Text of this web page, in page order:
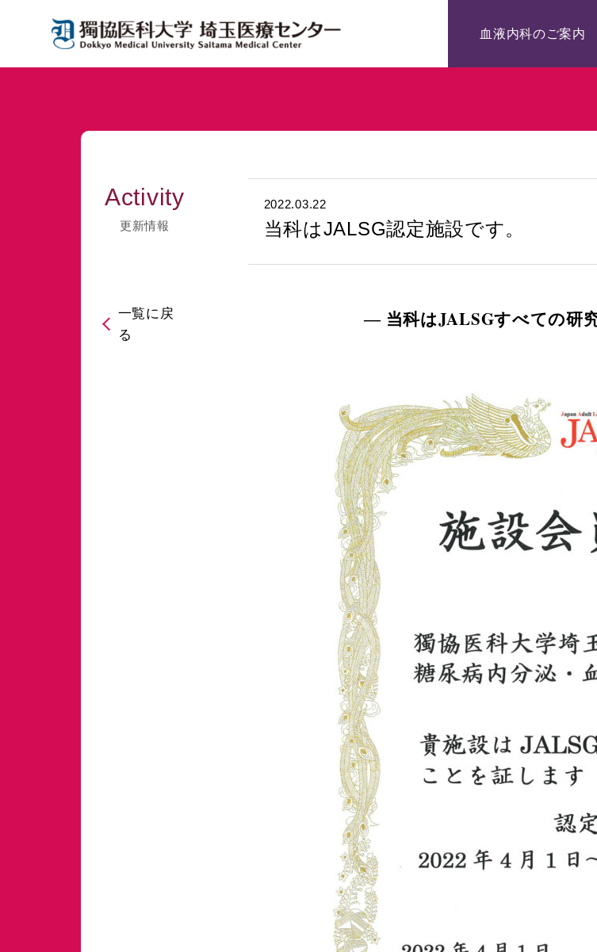
血液内科のご案内
Activity
更新情報
一覧に戻
る
2022.03.22
当科はJALSG認定施設です。
― 当科はJALSGすべての研